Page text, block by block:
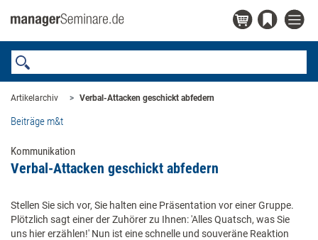
Artikelarchiv Verbal-Attacken geschickt abfedern
Beiträge m&t
Kommunikation
Verbal-Attacken geschickt abfedern
Stellen Sie sich vor, Sie halten eine Präsentation vor einer Gruppe.
Plötzlich sagt einer der Zuhörer zu Ihnen: 'Alles Quatsch, was Sie
uns hier erzählen!' Nun ist eine schnelle und souveräne Reaktion